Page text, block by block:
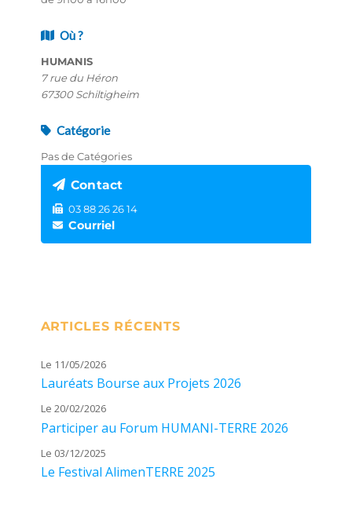
Où ?
HUMANIS
7 rue du Héron
67300 Schiltigheim
Catégorie
Pas de Catégories
Contact
03 88 26 26 14
Courriel
ARTICLES RÉCENTS
Le 11/05/2026
Lauréats Bourse aux Projets 2026
Le 20/02/2026
Participer au Forum HUMANI-TERRE 2026
Le 03/12/2025
Le Festival AlimenTERRE 2025